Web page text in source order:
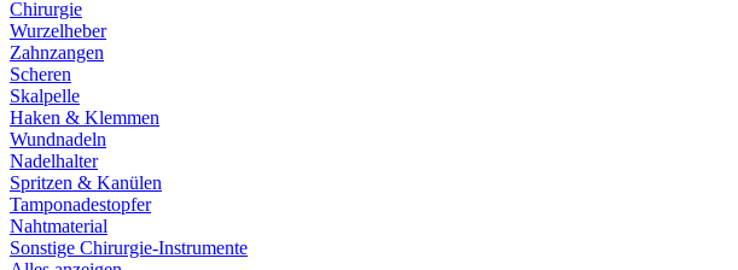
Chirurgie
Wurzelheber
Zahnzangen
Scheren
Skalpelle
Haken & Klemmen
Wundnadeln
Nadelhalter
Spritzen & Kanülen
Tamponadestopfer
Nahtmaterial
Sonstige Chirurgie-Instrumente